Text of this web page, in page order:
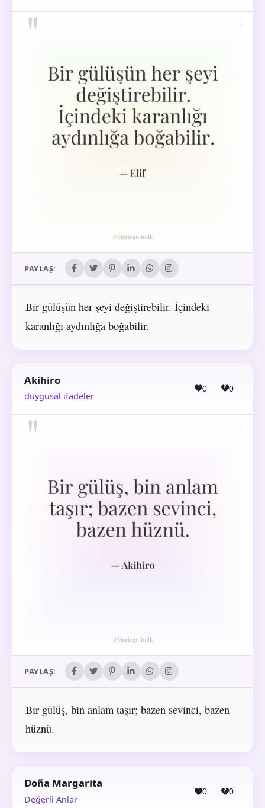
PAYLAŞ:
Bir gülüşün her şeyi değiştirebilir. İçindeki
karanlığı aydınlığa boğabilir.
Akihiro
duygusal ifadeler
0 0
PAYLAŞ:
Bir gülüş, bin anlam taşır; bazen sevinci, bazen
hüznü.
Doña Margarita
Değerli Anlar
0 0